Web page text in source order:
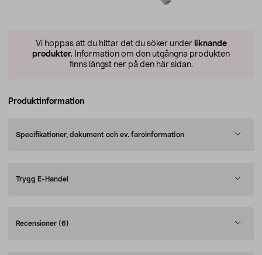
Vi hoppas att du hittar det du söker under liknande
produkter. Information om den utgångna produkten
finns längst ner på den här sidan.
Produktinformation
Specifikationer, dokument och ev. faroinformation
Trygg E-Handel
Recensioner (6)